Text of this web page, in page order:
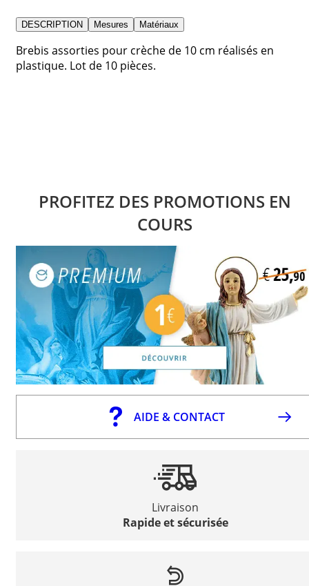
DESCRIPTION Mesures Matériaux
Brebis assorties pour crèche de 10 cm réalisés en
plastique. Lot de 10 pièces.
PROFITEZ DES PROMOTIONS EN
COURS
AIDE & CONTACT
Livraison
Rapide et sécurisée